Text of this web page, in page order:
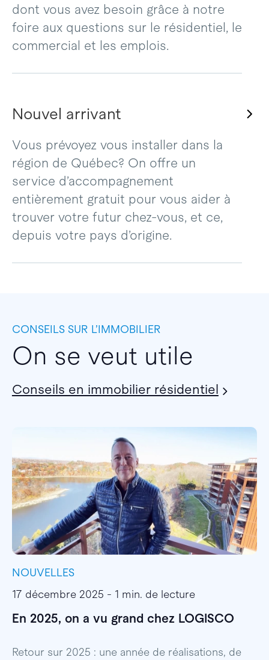
dont vous avez besoin grâce à notre
foire aux questions sur le résidentiel, le
commercial et les emplois.
Nouvel arrivant
Vous prévoyez vous installer dans la
région de Québec? On offre un
service d’accompagnement
entièrement gratuit pour vous aider à
trouver votre futur chez-vous, et ce,
depuis votre pays d’origine.
CONSEILS SUR L’IMMOBILIER
On se veut utile
Conseils en immobilier résidentiel
NOUVELLES
17 décembre 2025 - 1 min. de lecture
En 2025, on a vu grand chez LOGISCO
Retour sur 2025 : une année de réalisations, de